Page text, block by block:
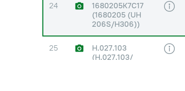
24
1680205К7С17
(1680205 (UH
206S/H306))
25
Н.027.103
(Н.027.103/